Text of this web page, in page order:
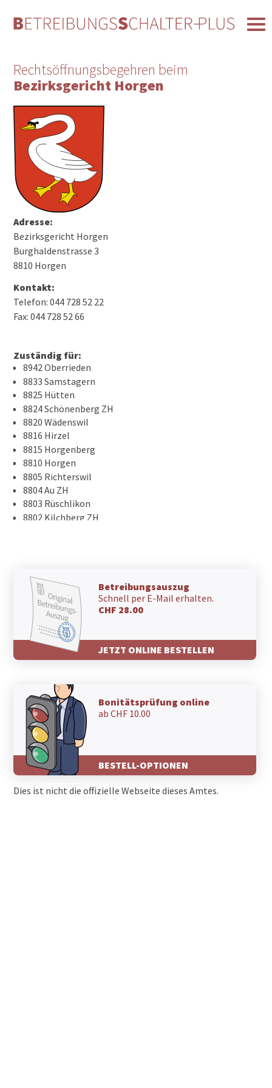
Rechtsöffnungsbegehren beim
Bezirksgericht Horgen
Adresse:
Bezirksgericht Horgen
Burghaldenstrasse 3
8810 Horgen
Kontakt:
Telefon: 044 728 52 22
Fax: 044 728 52 66
Zuständig für:
8942 Oberrieden
8833 Samstagern
8825 Hütten
8824 Schönenberg ZH
8820 Wädenswil
8816 Hirzel
8815 Horgenberg
8810 Horgen
8805 Richterswil
8804 Au ZH
8803 Rüschlikon
8802 Kilchberg ZH
8135 Langnau am Albis
8134 Adliswil
8041 Zürich
Betreibungsauszug
Schnell per E-Mail erhalten.
CHF 28.00
JETZT ONLINE BESTELLEN
Bonitätsprüfung online
ab CHF 10.00
BESTELL-OPTIONEN
Dies ist nicht die offizielle Webseite dieses Amtes.